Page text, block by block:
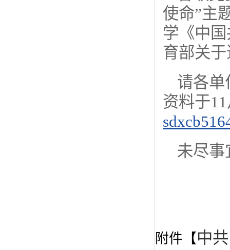
使命”主
学《中
育部关
请各单
资料于
未尽事
附件【 中